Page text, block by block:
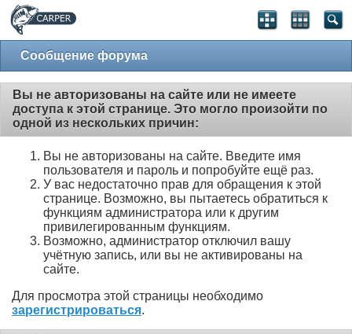
Сообщение форума
Вы не авторизованы на сайте или не имеете
доступа к этой странице. Это могло произойти по
одной из нескольких причин:
Вы не авторизованы на сайте. Введите имя
пользователя и пароль и попробуйте ещё раз.
У вас недостаточно прав для обращения к этой
странице. Возможно, вы пытаетесь обратиться к
функциям администратора или к другим
привилегированным функциям.
Возможно, администратор отключил вашу
учётную запись, или вы не активированы на
сайте.
Для просмотра этой страницы необходимо
зарегистрироваться.